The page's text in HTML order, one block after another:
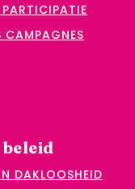
PARTICIPATIE
CAMPAGNES
DAKLOOSHEID